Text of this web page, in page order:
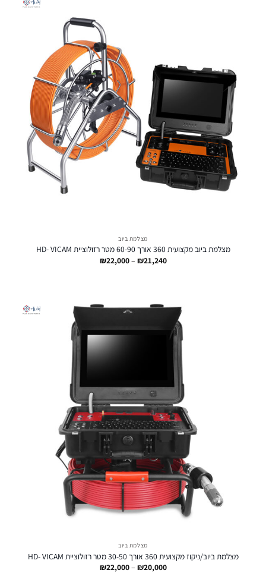
מצלמת ביוב
מצלמת ביוב מקצועית 360 אורך 60-90 מטר רזולוציית HD- VICAM
₪21,240
–
₪22,000 טווח
מצלמת ביוב
מצלמת ביוב/ניקוז מקצועית 360 אורך 30-50 מטר רזולוציית HD- VICAM
₪20,000
–
₪22,000 טווח